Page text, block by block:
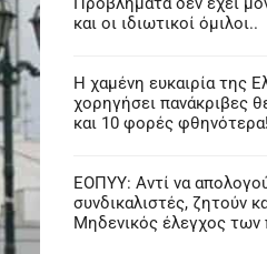
και οι ιδιωτικοί όμιλοι..
Η χαμένη ευκαιρία της
χορηγήσει πανάκριβες
και 10 φορές φθηνότερα!
ΕΟΠΥΥ: Αντί να
συνδικαλιστές, ζητούν
Μηδενικός έλεγχος